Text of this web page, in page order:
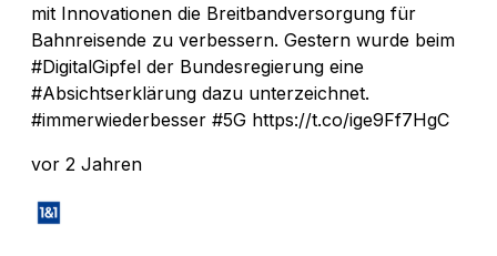
mit Innovationen die Breitbandversorgung für
Bahnreisende zu verbessern. Gestern wurde beim
#DigitalGipfel der Bundesregierung eine
#Absichtserklärung dazu unterzeichnet.
#immerwiederbesser #5G https://t.co/ige9Ff7HgC
vor 2 Jahren